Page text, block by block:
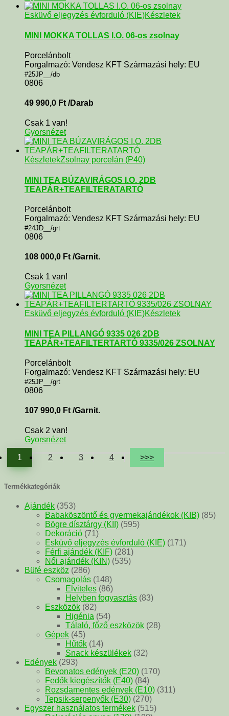
Esküvő eljegyzés évforduló (KIE)Készletek
MINI MOKKA TOLLAS I.O. 06-os zsolnay
Porcelánbolt
Forgalmazó: Vendesz KFT Származási hely: EU
#25JP__/db
0806
49 990,0 Ft /Darab
Csak 1 van!
Gyorsnézet
KészletekZsolnay porcelán (P40)
MINI TEA BÚZAVIRÁGOS I.O. 2DB
TEAPÁR+TEAFILTERATARTÓ
Porcelánbolt
Forgalmazó: Vendesz KFT Származási hely: EU
#24JD__/grt
0806
108 000,0 Ft /Garnit.
Csak 1 van!
Gyorsnézet
Esküvő eljegyzés évforduló (KIE)Készletek
MINI TEA PILLANGÓ 9335 026 2DB
TEAPÁR+TEAFILTERTARTÓ 9335/026 ZSOLNAY
Porcelánbolt
Forgalmazó: Vendesz KFT Származási hely: EU
#25JP__/grt
0806
107 990,0 Ft /Garnit.
Csak 2 van!
Gyorsnézet
1 2 3 4 >>>
Termékkategóriák
Ajándék (353)
Babaköszöntő és gyermekajándékok (KIB) (85)
Bögre dísztárgy (KII) (595)
Dekoráció (71)
Esküvő eljegyzés évforduló (KIE) (171)
Férfi ajándék (KIF) (281)
Női ajándék (KIN) (535)
Büfé eszköz (286)
Csomagolás (148)
Elviteles (86)
Helyben fogyasztás (83)
Eszközök (82)
Higénia (54)
Tálaló, főző eszközök (28)
Gépek (45)
Hűtők (14)
Snack készülékek (32)
Edények (293)
Bevonatos edények (E20) (170)
Fedők kiegészítők (E40) (84)
Rozsdamentes edények (E10) (311)
Tepsik-serpenyők (E30) (270)
Egyszer használatos termékek (515)